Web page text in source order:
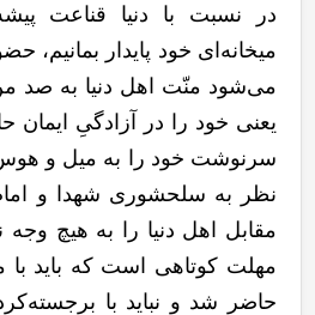
در نسبت با دنیا قناعت
میخانه‌ای خود پایدار بمانیم،
می‌شود منّت اهل دنیا به صد
یعنی خود را در آزادگیِ ایمان
سرنوشت خود را به میل و هوس
نظر به سلحشوری شهدا و
مقابل اهل دنیا را به هیچ وجه
مهلت کوتاهی است که باید
حاضر شد و نباید با برجسته